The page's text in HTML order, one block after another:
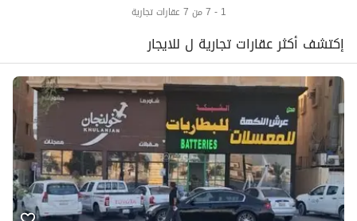
1 - 7 من 7 عقارات تجارية
إكتشف أكثر عقارات تجارية ل للايجار